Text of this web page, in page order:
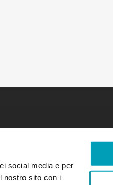
social media e per
nostro sito con i